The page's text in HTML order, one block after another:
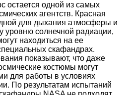
остается одной из самых
агентств. Красная
для дыхания атмосферы и
уровню солнечной радиации,
находиться на ее
скафандрах.
показывают, что даже
костюмы могут
для работы в условиях
По результатам испытаний